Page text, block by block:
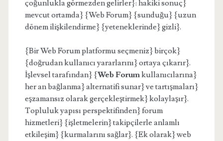
çoğunlukla görmezden gelirler}: hakiki sonuç}
mevcut ortamda} {Web Forum} {sunduğu} {uzun
dönem ilişkilendirme} {yeteneklerinde} gizli}.
{Bir Web Forum platformu seçmeniz} birçok}
{doğrudan kullanıcı yararlarını} ortaya çıkarır}.
İşlevsel tarafından} {Web Forumkullanıcılarına}
her an bağlanma} alternatifi sunar} ve tartışmaları}
eşzamansız olarak gerçekleştirmek} kolaylaşır}.
Topluluk yapısı perspektifinden} forum
hizmetleri} {işletmelerin} takipçilerle anlamlı
etkileşim} {kurmalarını sağlar}. {Ek olarak} web